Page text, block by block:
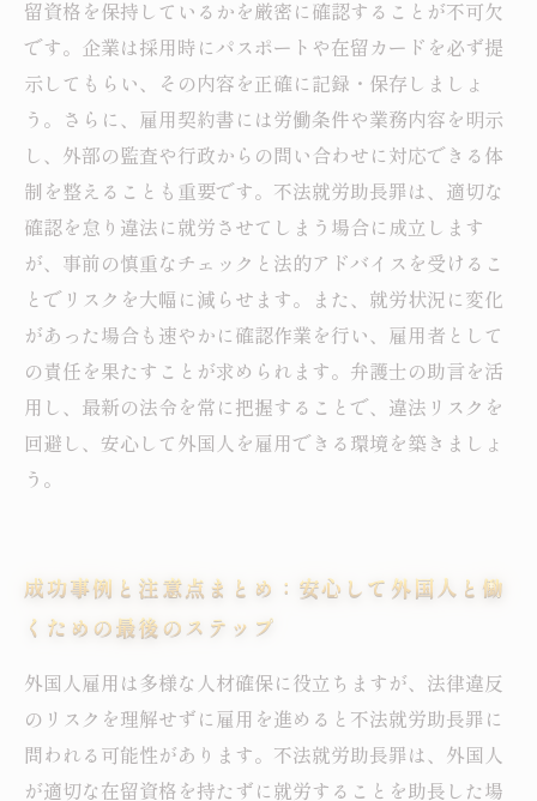
留資格を保持しているかを厳密に確認することが不可欠
です。企業は採用時にパスポートや在留カードを必ず提
示してもらい、その内容を正確に記録・保存しましょ
う。さらに、雇用契約書には労働条件や業務内容を明示
し、外部の監査や行政からの問い合わせに対応できる体
制を整えることも重要です。不法就労助長罪は、適切な
確認を怠り違法に就労させてしまう場合に成立します
が、事前の慎重なチェックと法的アドバイスを受けるこ
とでリスクを大幅に減らせます。また、就労状況に変化
があった場合も速やかに確認作業を行い、雇用者として
の責任を果たすことが求められます。弁護士の助言を活
用し、最新の法令を常に把握することで、違法リスクを
回避し、安心して外国人を雇用できる環境を築きましょ
う。
成功事例と注意点まとめ：安心して外国人と働
くための最後のステップ
外国人雇用は多様な人材確保に役立ちますが、法律違反
のリスクを理解せずに雇用を進めると不法就労助長罪に
問われる可能性があります。不法就労助長罪は、外国人
が適切な在留資格を持たずに就労することを助長した場